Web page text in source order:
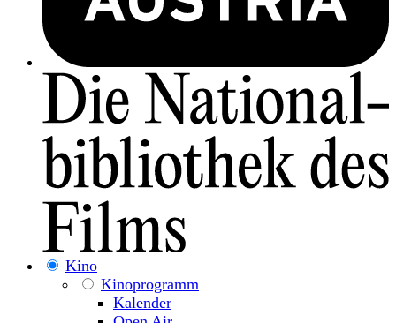
Kino
Kinoprogramm
Kalender